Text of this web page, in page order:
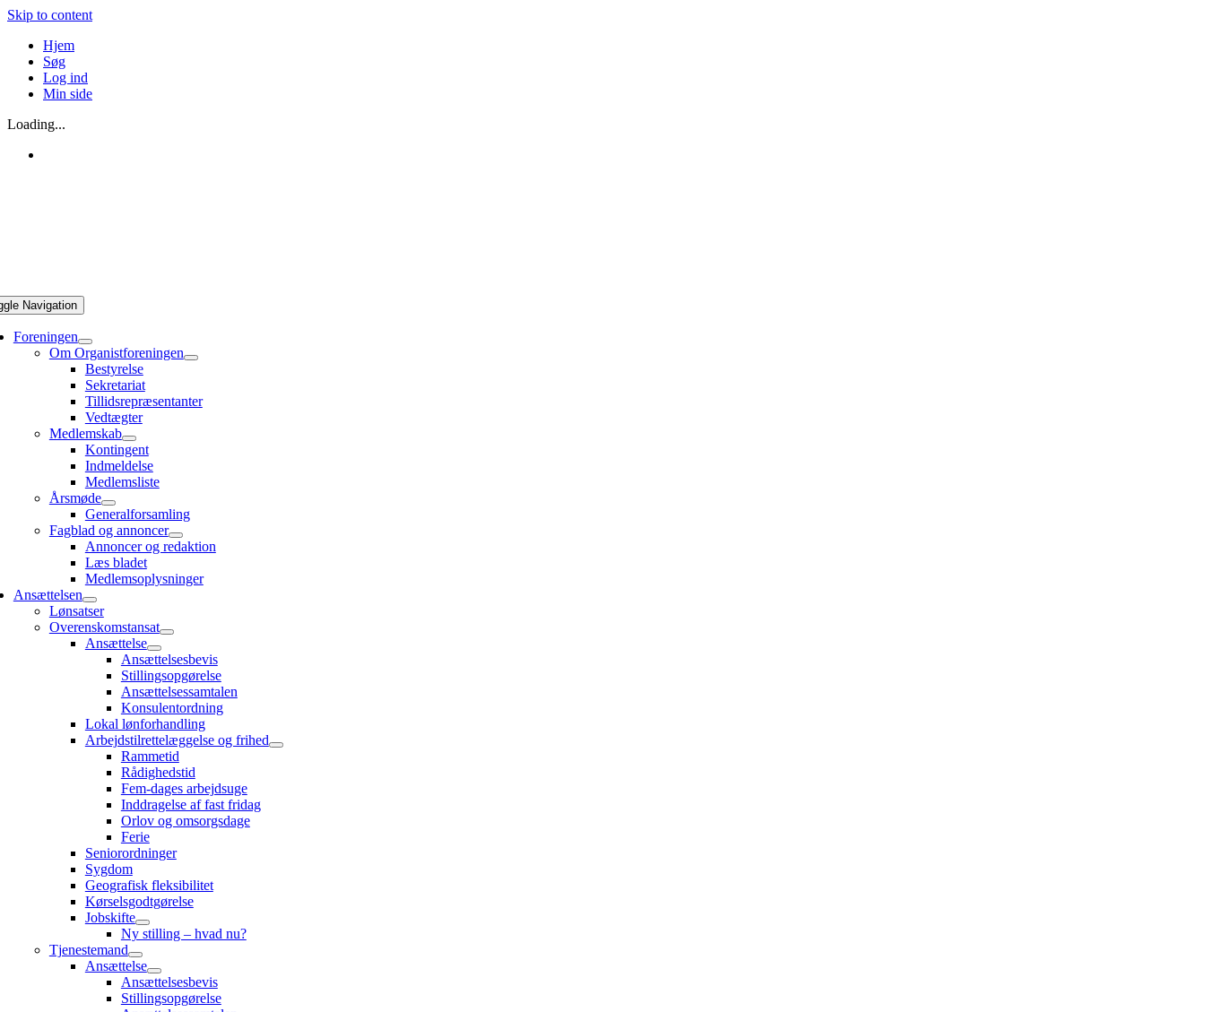
Skip to content
Hjem
Søg
Log ind
Min side
Loading...
Navigation
Foreningen
Om Organistforeningen
Bestyrelse
Sekretariat
Tillidsrepræsentanter
Vedtægter
Medlemskab
Kontingent
Indmeldelse
Medlemsliste
Årsmøde
Generalforsamling
Fagblad og annoncer
Annoncer og redaktion
Læs bladet
Medlemsoplysninger
Ansættelsen
Lønsatser
Overenskomstansat
Ansættelse
Ansættelsesbevis
Stillingsopgørelse
Ansættelsessamtalen
Konsulentordning
Lokal lønforhandling
Arbejdstilrettelæggelse og frihed
Rammetid
Rådighedstid
Fem-dages arbejdsuge
Inddragelse af fast fridag
Orlov og omsorgsdage
Ferie
Seniorordninger
Sygdom
Geografisk fleksibilitet
Kørselsgodtgørelse
Jobskifte
Ny stilling – hvad nu?
Tjenestemand
Ansættelse
Ansættelsesbevis
Stillingsopgørelse